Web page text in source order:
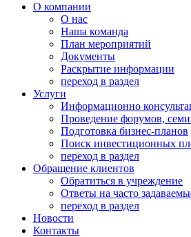
О компании
О нас
Наша команда
План мероприятий
Документы
Раскрытие информации
переход в раздел
Услуги
Информационно
Проведение форумов,
Подготовка бизнес-планов
Поиск инвестиционных
переход в раздел
Обращение клиентов
Обратиться в учреждение
Ответы на часто
переход в раздел
Новости
Контакты